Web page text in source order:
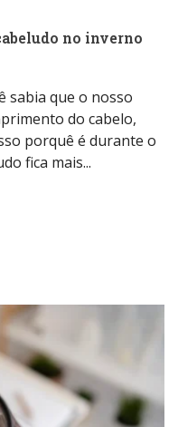
no inverno
sabia que o nosso
do cabelo,
porquê é durante o
fica mais...